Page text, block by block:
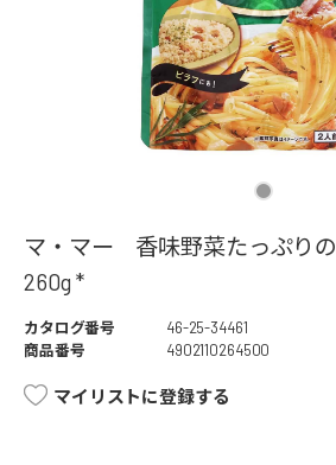
マ・マー 香味野菜たっぷり
260g *
カタログ番号
46-25-34461
商品番号
4902110264500
マイリストに登録する